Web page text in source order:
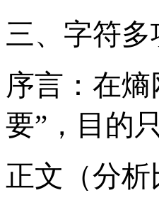
三、字符
序言： 在熵
要” ，目的
正文（分